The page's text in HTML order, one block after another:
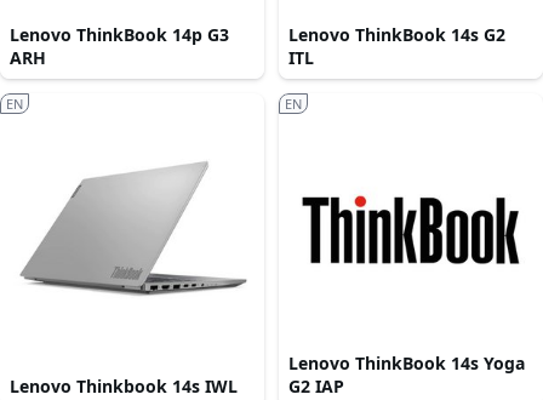
Lenovo ThinkBook 14p G3
ARH
Lenovo ThinkBook 14s G2
ITL
Lenovo Thinkbook 14s IWL
EN
Lenovo ThinkBook 14s Yoga
G2 IAP
EN